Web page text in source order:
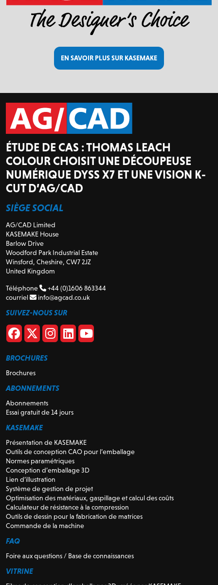
EN SAVOIR PLUS SUR KASEMAKE
ÉTUDE DE CAS : THOMAS LEACH
COLOUR CHOISIT UNE DÉCOUPEUSE
NUMÉRIQUE DYSS X7 ET UNE VISION K-
CUT D’AG/CAD
SIÈGE SOCIAL
AG/CAD Limited
KASEMAKE House
Barlow Drive
Woodford Park Industrial Estate
Winsford, Cheshire, CW7 2JZ
United Kingdom
Téléphone
+44 (0)1606 863344
courriel
info@agcad.co.uk
SUIVEZ-NOUS SUR
BROCHURES
Brochures
ABONNEMENTS
Abonnements
Essai gratuit de 14 jours
KASEMAKE
Présentation de KASEMAKE
Outils de conception CAO pour l’emballage
Normes paramétriques
Conception d’emballage 3D
Lien d’illustration
Système de gestion de projet
Optimisation des matériaux, gaspillage et calcul des coûts
Calculateur de résistance à la compression
Outils de dessin pour la fabrication de matrices
Commande de la machine
FAQ
Foire aux questions / Base de connaissances
VITRINE